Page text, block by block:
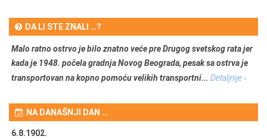
DA LI STE ZNALI …?
Malo ratno ostrvo je bilo znatno veće pre Drugog svetskog rata jer
kada je 1948. počela gradnja Novog Beograda, pesak sa ostrva je
transportovan na kopno pomoću velikih transportni... Detaljnije ›
NA DANAŠNJI DAN …
6.8.1902.